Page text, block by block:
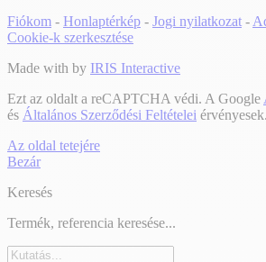
Fiókom - Honlaptérkép - Jogi nyilatkozat -
Cookie-k szerkesztése
Made with by IRIS Interactive
Ezt az oldalt a reCAPTCHA védi. A Google
és Általános Szerződési Feltételei érvényesek.
Az oldal tetejére
Bezár
Keresés
Termék, referencia keresése...